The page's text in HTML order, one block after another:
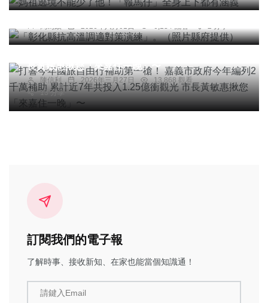
供）
周為政 2026年八月01日 6,134 觀看 2 分享
打響今年國旅自由行補助第一槍！ 嘉義市政府今年
長黃敏惠揪您「來嘉住一晚」〜
陳信利 2026年三月27日
13,868 觀看
13 分享
訂閱我們的電子報
了解時事、接收新知、在家也能當個知識通！
請鍵入Email